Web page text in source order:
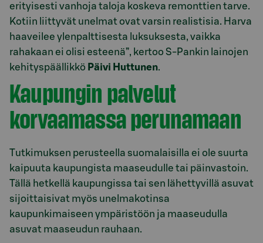
erityisesti vanhoja taloja koskeva remonttien tarve.
Kotiin liittyvät unelmat ovat varsin realistisia. Harva
haaveilee ylenpalttisesta luksuksesta, vaikka
rahakaan ei olisi esteenä”, kertoo S-Pankin lainojen
kehityspäällikkö Päivi Huttunen.
Kaupungin palvelut
korvaamassa perunamaan
Tutkimuksen perusteella suomalaisilla ei ole suurta
kaipuuta kaupungista maaseudulle tai päinvastoin.
Tällä hetkellä kaupungissa tai sen lähettyvillä asuvat
sijoittaisivat myös unelmakotinsa
kaupunkimaiseen ympäristöön ja maaseudulla
asuvat maaseudun rauhaan.